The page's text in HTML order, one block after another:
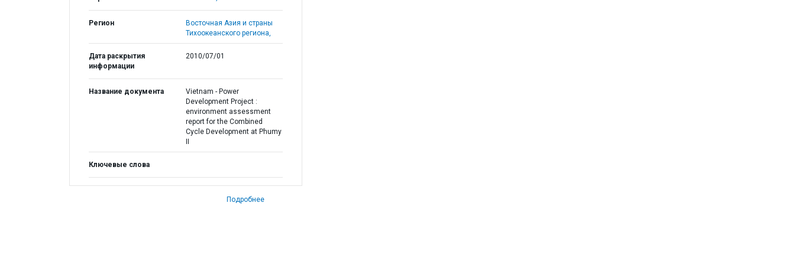
Регион
Восточная Азия и страны
Тихоокеанского региона,
Дата раскрытия
информации
2010/07/01
Название документа
Vietnam - Power
Development Project :
environment assessment
report for the Combined
Cycle Development at Phumy
Ключевые слова
Подробнее